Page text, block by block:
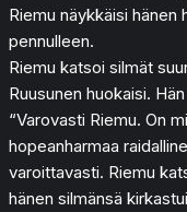
Riemu näykkäisi hänen
pennulleen.
Riemu katsoi silmät
Ruusunen huokaisi.
“Varovasti Riemu. On
hopeanharmaa
varoittavasti. Riemu
hänen silmänsä